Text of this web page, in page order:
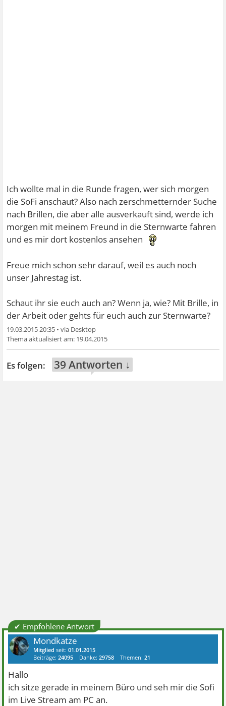
Ich wollte mal in die Runde fragen, wer sich morgen
die SoFi anschaut? Also nach zerschmetternder Suche
nach Brillen, die aber alle ausverkauft sind, werde ich
morgen mit meinem Freund in die Sternwarte fahren
und es mir dort kostenlos ansehen
Freue mich schon sehr darauf, weil es auch noch
unser Jahrestag ist.
Schaut ihr sie euch auch an? Wenn ja, wie? Mit Brille, in
der Arbeit oder gehts für euch auch zur Sternwarte?
19.03.2015 20:35 •
19.04.2015
39 Antworten ↓
✔ Empfohlene Antwort
Mondkatze
Mitglied seit:01.01.2015
Beiträge:24095 Danke:29758 Themen:21
Hallo
ich sitze gerade in meinem Büro und seh mir die Sofi
im Live Stream am PC an.